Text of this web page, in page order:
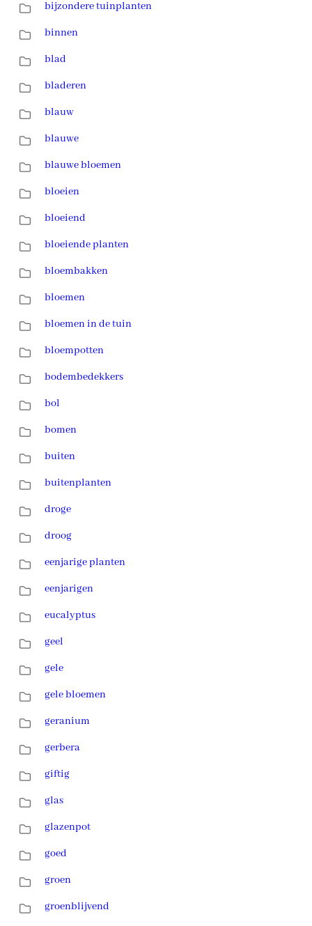
bijzondere tuinplanten
binnen
blad
bladeren
blauw
blauwe
blauwe bloemen
bloeien
bloeiend
bloeiende planten
bloembakken
bloemen
bloemen in de tuin
bloempotten
bodembedekkers
bol
bomen
buiten
buitenplanten
droge
droog
eenjarige planten
eenjarigen
eucalyptus
geel
gele
gele bloemen
geranium
gerbera
giftig
glas
glazenpot
goed
groen
groenblijvend